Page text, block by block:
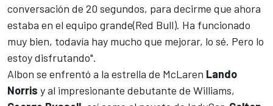
conversación de 20 segundos, para decirme que ahora
estaba en el equipo grande(Red Bull). Ha funcionado
muy bien, todavía hay mucho que mejorar, lo sé. Pero lo
estoy disfrutando".
Albon se enfrentó a la estrella de McLaren Lando
Norris y al impresionante debutante de Williams,